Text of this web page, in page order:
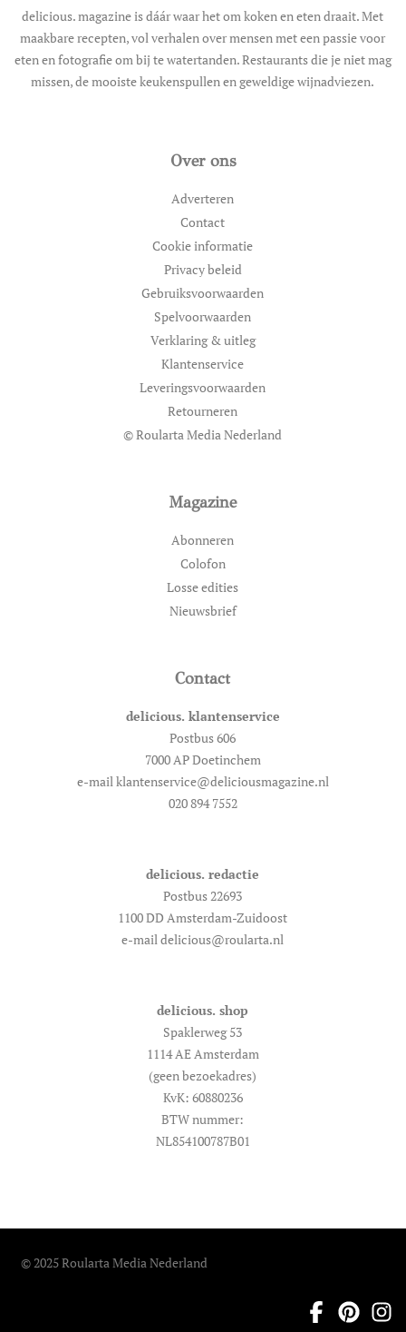
delicious. magazine is dáár waar het om koken en eten draait. Met
maakbare recepten, vol verhalen over mensen met een passie voor
eten en fotografie om bij te watertanden. Restaurants die je niet mag
missen, de mooiste keukenspullen en geweldige wijnadviezen.
Over ons
Adverteren
Contact
Cookie informatie
Privacy beleid
Gebruiksvoorwaarden
Spelvoorwaarden
Verklaring & uitleg
Klantenservice
Leveringsvoorwaarden
Retourneren
© Roularta Media Nederland
Magazine
Abonneren
Colofon
Losse edities
Nieuwsbrief
Contact
delicious. klantenservice
Postbus 606
7000 AP Doetinchem
e-mail klantenservice@deliciousmagazine.nl
020 894 7552
delicious. redactie
Postbus 22693
1100 DD Amsterdam-Zuidoost
e-mail delicious@roularta.nl
delicious. shop
Spaklerweg 53
1114 AE Amsterdam
(geen bezoekadres)
KvK: 60880236
BTW nummer:
NL854100787B01
© 2025 Roularta Media Nederland